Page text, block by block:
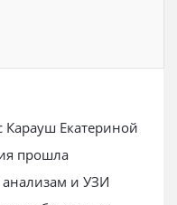
Екатериной
прошла
и УЗИ